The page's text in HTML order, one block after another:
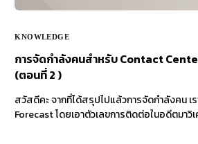
KNOWLEDGE
การจัดกำลังคนสำหรับ Contact
(ตอนที่ 2 )
สวัสดีคะ จากที่ได้สรุปไปแล้วการจัดกำลังคน เร
Forecast โดยเอาตัวเลขการติดต่อในอดีตมาวิ